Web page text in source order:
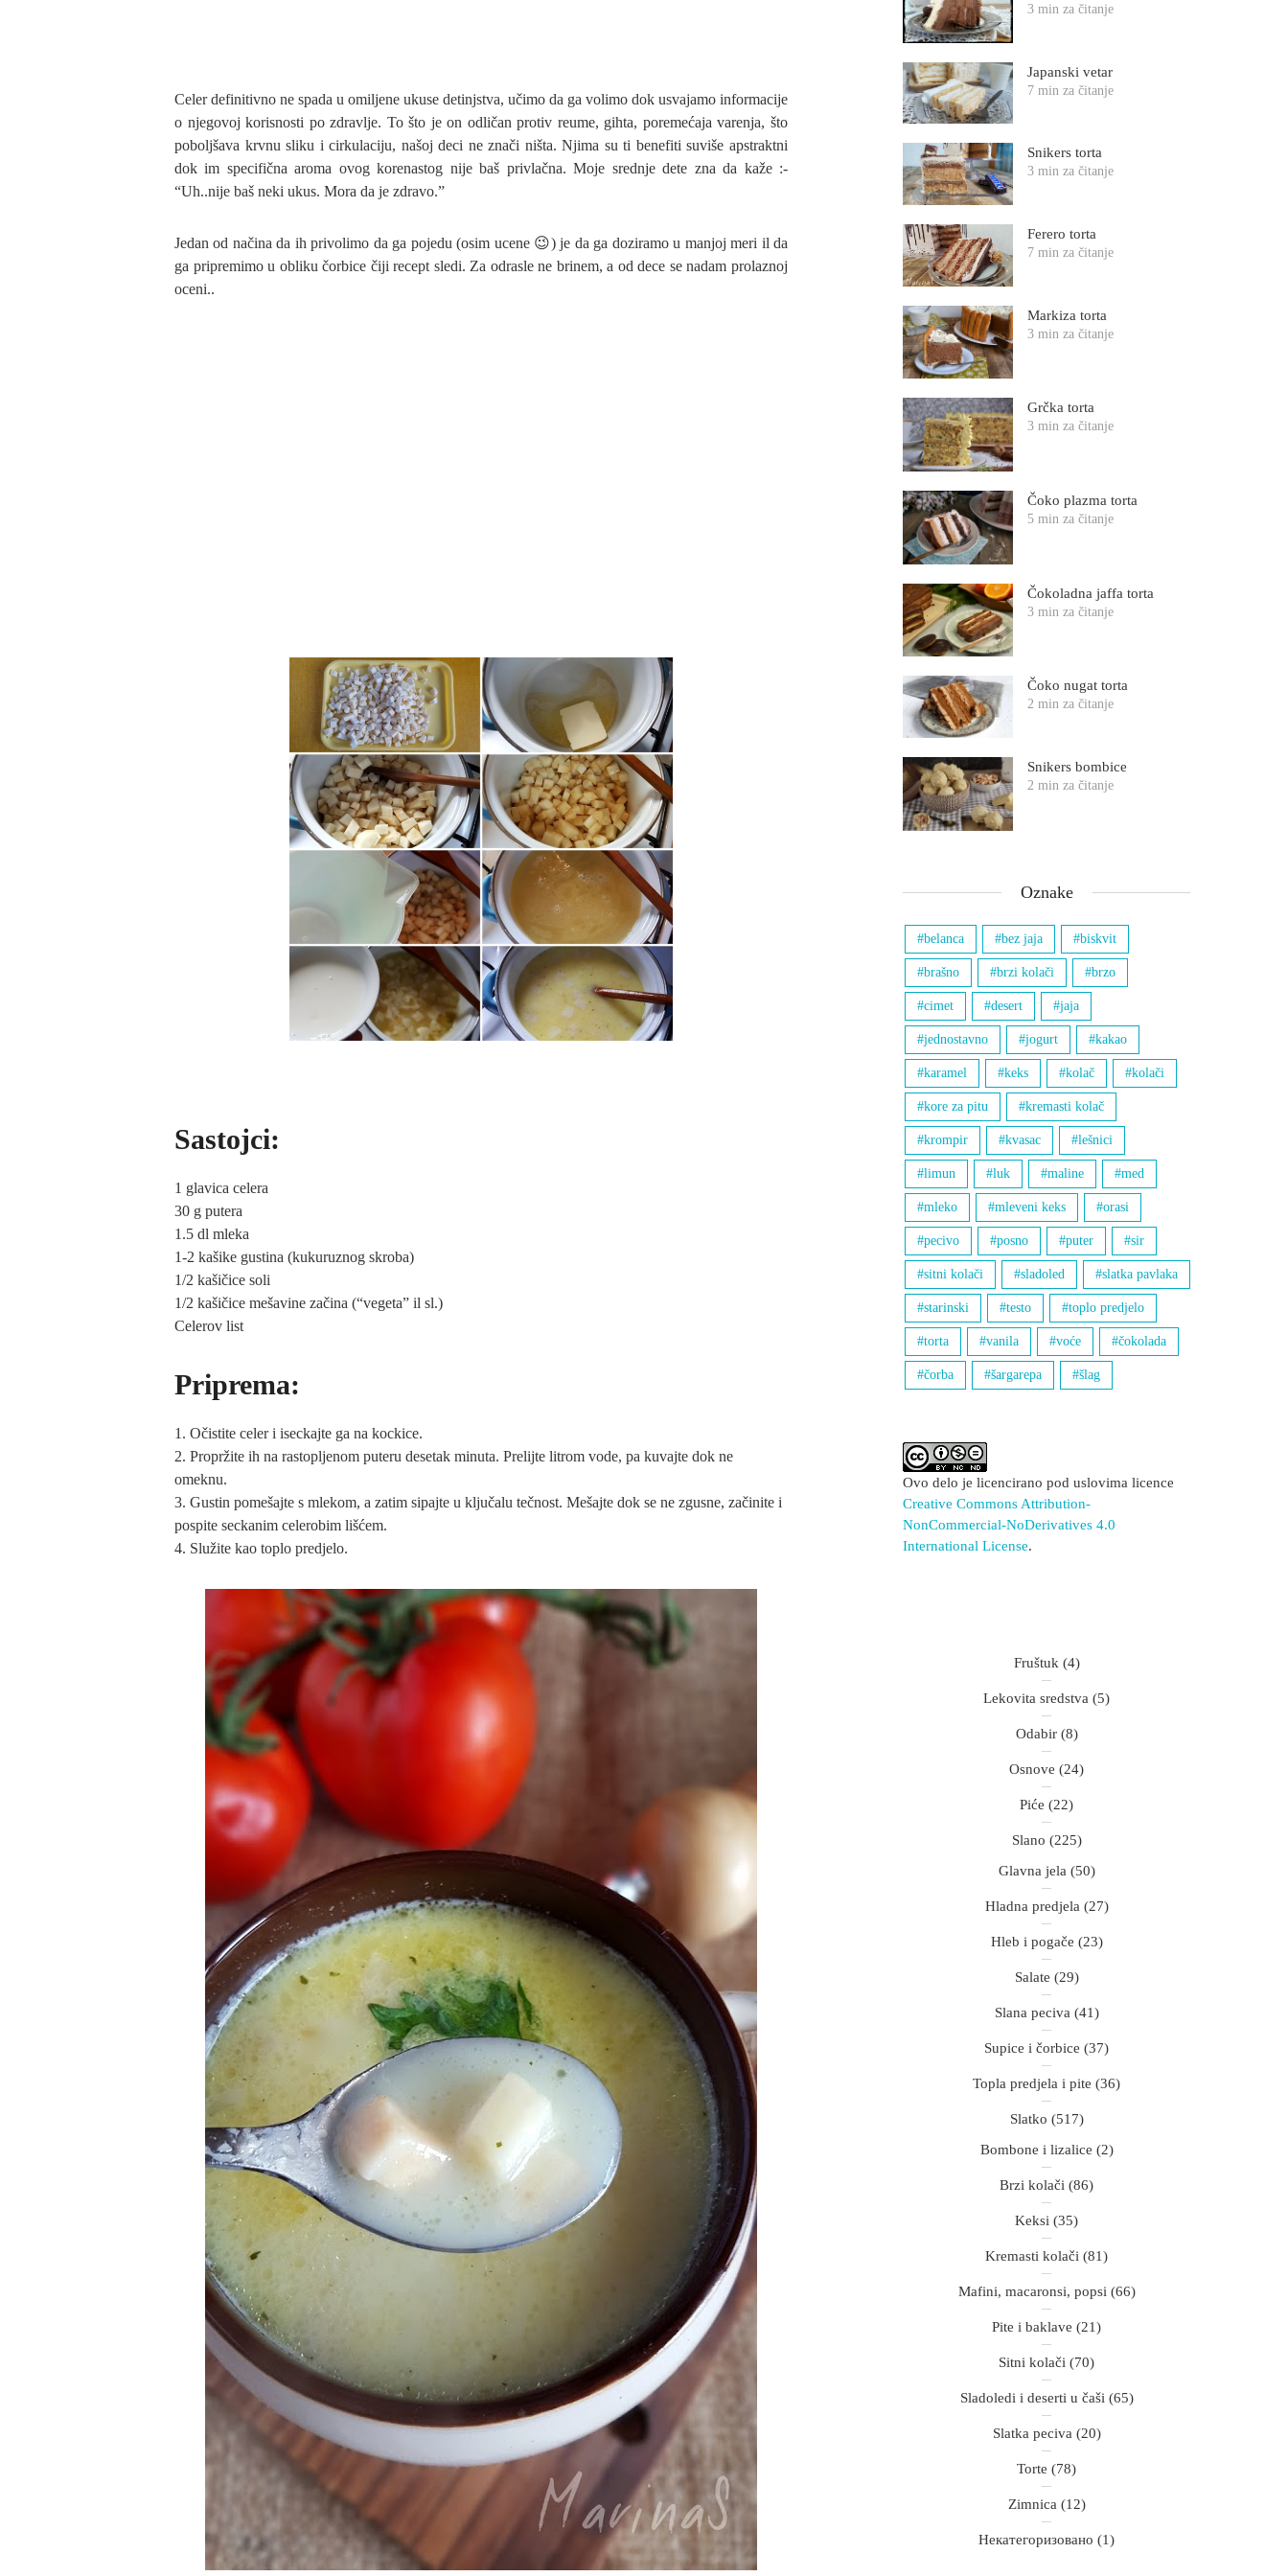
Celer definitivno ne spada u omiljene ukuse detinjstva, učimo da ga volimo dok usvajamo informacije
o njegovoj korisnosti po zdravlje. To što je on odličan protiv reume, gihta, poremećaja varenja, što
poboljšava krvnu sliku i cirkulaciju, našoj deci ne znači ništa. Njima su ti benefiti suviše apstraktni
dok im specifična aroma ovog korenastog nije baš privlačna. Moje srednje dete zna da kaže :-
“Uh..nije baš neki ukus. Mora da je zdravo.”
Jedan od načina da ih privolimo da ga pojedu (osim ucene 😉) je da ga doziramo u manjoj meri il da
ga pripremimo u obliku čorbice čiji recept sledi. Za odrasle ne brinem, a od dece se nadam prolaznoj
oceni..
Sastojci:
1 glavica celera
30 g putera
1.5 dl mleka
1-2 kašike gustina (kukuruznog skroba)
1/2 kašičice soli
1/2 kašičice mešavine začina (“vegeta” il sl.)
Celerov list
Priprema:
1. Očistite celer i iseckajte ga na kockice.
2. Propržite ih na rastopljenom puteru desetak minuta. Prelijte litrom vode, pa kuvajte dok ne
omeknu.
3. Gustin pomešajte s mlekom, a zatim sipajte u ključalu tečnost. Mešajte dok se ne zgusne, začinite i
pospite seckanim celerobim lišćem.
4. Služite kao toplo predjelo.
3 min za čitanje
Japanski vetar
7 min za čitanje
Snikers torta
3 min za čitanje
Ferero torta
7 min za čitanje
Markiza torta
3 min za čitanje
Grčka torta
3 min za čitanje
Čoko plazma torta
5 min za čitanje
Čokoladna jaffa torta
3 min za čitanje
Čoko nugat torta
2 min za čitanje
Snikers bombice
2 min za čitanje
Oznake
belanca bez jaja biskvit
brašno brzi kolači brzo
cimet desert jaja
jednostavno jogurt kakao
karamel keks kolač kolači
kore za pitu kremasti kolač
krompir kvasac lešnici
limun luk maline med
mleko mleveni keks orasi
pecivo posno puter sir
sitni kolači sladoled slatka pavlaka
starinski testo toplo predjelo
torta vanila voće čokolada
čorba šargarepa šlag
Ovo delo je licencirano pod uslovima licence
Creative Commons Attribution-
NonCommercial-NoDerivatives 4.0
International License.
Fruštuk (4)
Lekovita sredstva (5)
Odabir(8)
Osnove (24)
Piće (22)
Slano (225)
Glavna jela (50)
Hladna predjela (27)
Hleb i pogače (23)
Salate (29)
Slana peciva (41)
Supice i čorbice (37)
Topla predjela i pite (36)
Slatko (517)
Bombone i lizalice (2)
Brzi kolači (86)
Keksi (35)
Kremasti kolači (81)
Mafini, macaronsi, popsi (66)
Pite i baklave (21)
Sitni kolači (70)
Sladoledi i deserti u čaši (65)
Slatka peciva (20)
Torte (78)
Zimnica (12)
Некатегоризовано (1)